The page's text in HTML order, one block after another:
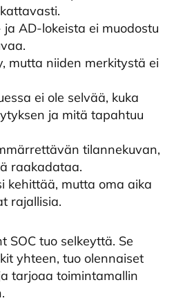
AD-lokeista ei muodostu
mutta niiden merkitystä ei
ei ole selvää, kuka
ja mitä tapahtuu
tilannekuvan,
raakadataa.
kehittää, mutta oma aika
rajallisia.
SOC tuo selkeyttä. Se
yhteen, tuo olennaiset
tarjoaa toimintamallin